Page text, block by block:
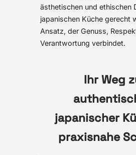
ästhetischen und ethischen
japanischen Küche gerecht
Ansatz, der Genuss,
Verantwortung verbindet.
Ihr Weg
japanischer
praxisnahe